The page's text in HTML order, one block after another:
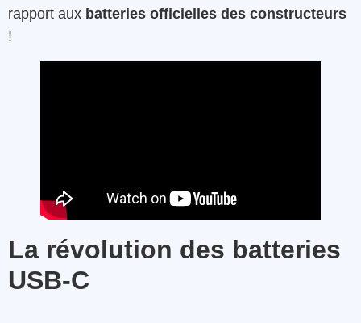
rapport aux batteries officielles des constructeurs
!
La révolution des batteries
USB-C